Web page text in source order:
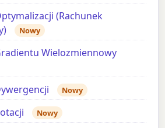
(Rachunek
Nowy
Wielozmiennowy
Nowy
Nowy